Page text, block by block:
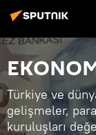
Türkiye ve
gelişmeler,
kuruluşları